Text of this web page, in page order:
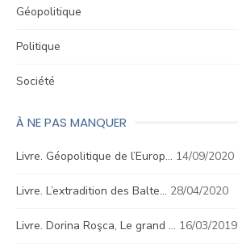
Géopolitique
Politique
Société
À NE PAS MANQUER
Livre. Géopolitique de l’Europ… 14/09/2020
Livre. L’extradition des Balte… 28/04/2020
Livre. Dorina Roşca, Le grand … 16/03/2019